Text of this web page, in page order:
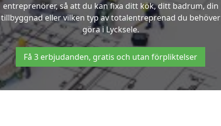
entreprenörer, så att du kan fixa ditt kök, ditt badrum, din
tillbyggnad eller vilken typ av totalentreprenad du behöver
göra i Lycksele.
Få 3 erbjudanden, gratis och utan förpliktelser